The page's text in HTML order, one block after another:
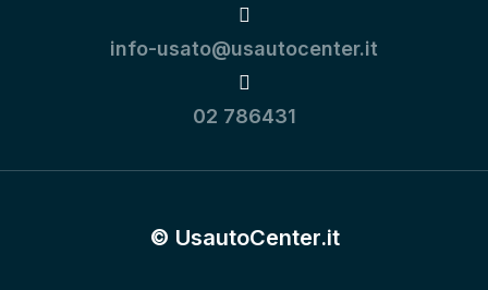
info-usato@usautocenter.it
02 786431
© UsautoCenter.it